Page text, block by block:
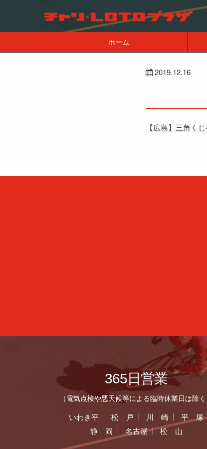
ホーム
2019.12.16
【広島】三角く
365日営業
（電気点検や悪天候等による臨時休業日は除く
いわき平 松 戸 川 崎
平 塚
静 岡
名古屋 松 山